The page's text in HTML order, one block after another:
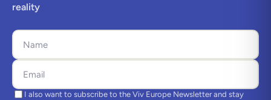
reality
I also want to subscribe to the Viv Europe Newsletter and stay